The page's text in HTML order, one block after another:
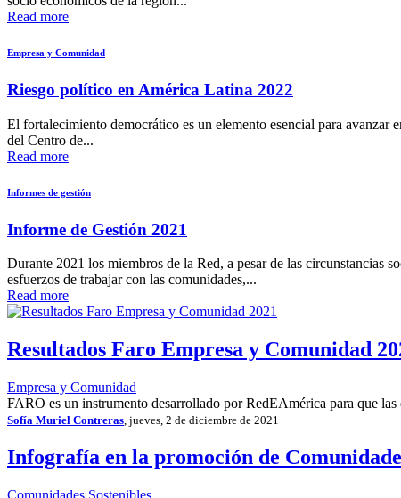
Read more
Empresa y Comunidad
Riesgo político en América Latina 2022
El fortalecimiento democrático es un elemento esencial para
del Centro de...
Read more
Informes de gestión
Informe de Gestión 2021
Durante 2021 los miembros de la Red, a pesar de las circunstancias
esfuerzos de trabajar con las comunidades,...
Read more
Resultados Faro Empresa y Comunidad
Empresa y Comunidad
FARO es un instrumento desarrollado por RedEAmérica para que
Sofía Muriel Contreras, jueves, 2 de diciembre de 2021
Infografía en la promoción de
Comunidades Sostenibles